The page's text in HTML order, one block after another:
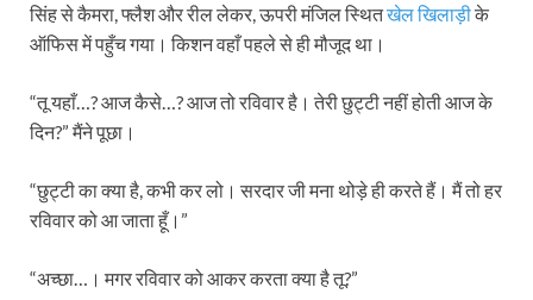
सिंह से कैमरा, फ्लैश और रील लेकर, ऊपरी मंजिल स्थितखेल खिलाड़ीके
ऑफिस में पहुँच गया। किशन वहाँ पहले से ही मौजूद था।
“तू यहाँ…? आज कैसे…? आज तो रविवार है। तेरी छुट्टी नहीं होती आज के
दिन?” मैंने पूछा।
“छुट्टी का क्या है, कभी कर लो। सरदार जी मना थोड़े ही करते हैं। मैं तो हर
रविवार को आ जाता हूँ।”
“अच्छा…। मगर रविवार को आकर करता क्या है तू?”